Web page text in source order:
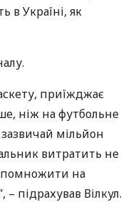
в Україні, як
приїжджає
ніж на футбольне
мільйон
витратить не
помножити на
– підрахував Вілкул.